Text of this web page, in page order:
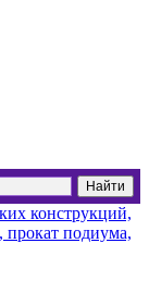
конструкций,
подиума,